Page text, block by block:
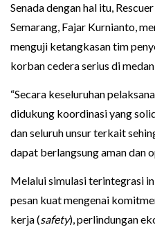
Senada dengan hal itu,
Semarang, Fajar Kurnianto,
menguji ketangkasan tim
korban cedera serius di
“Secara keseluruhan
didukung koordinasi yang
dan seluruh unsur terkait
dapat berlangsung aman dan
Melalui simulasi terintegrasi
pesan kuat mengenai
kerja (safety), perlindungan